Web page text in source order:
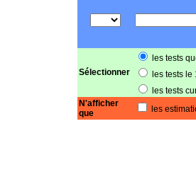
Sélectionner
les tests
les tests le
les tests
N'afficher
que
les